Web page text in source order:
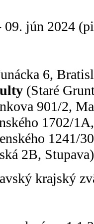
09. jún 2024
6,
(Staré
901/2,
1702/
1241/
2B, Stupava)
krajský